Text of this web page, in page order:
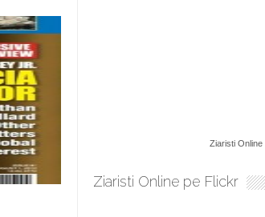
Ziaristi Online
Ziaristi Online pe Flickr